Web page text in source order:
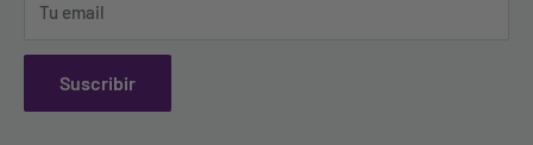
Política de garantías, cambios y devoluciones
Tu email
Suscribir